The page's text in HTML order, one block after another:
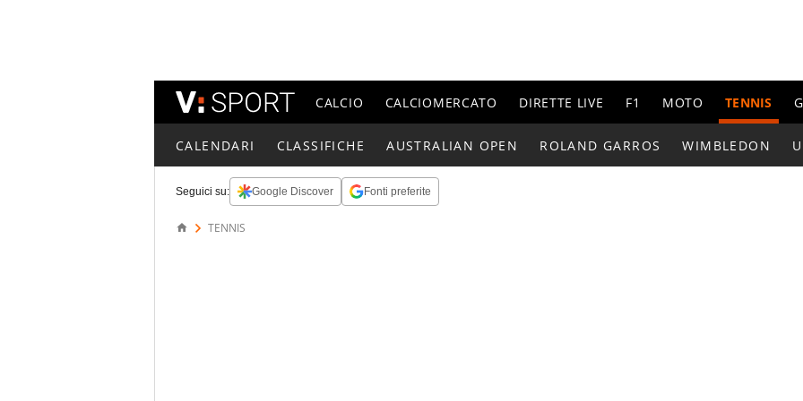
CALCIO CALCIOMERCATO DIRETTE LIVE F1 MOTO TENNIS
CALENDARI CLASSIFICHE AUSTRALIAN OPEN ROLAND GARROS WIMBLEDON
Seguici su: Google Discover Fonti preferite
TENNIS